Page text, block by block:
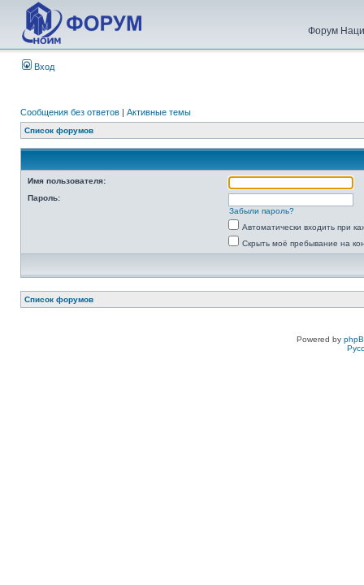
Форум
Вход
Сообщения без ответов | Активные темы
Список форумов
Имя пользователя:
Пароль:
Забыли пароль?
Автоматически входить при
Скрыть моё пребывание на
Список форумов
Powered by